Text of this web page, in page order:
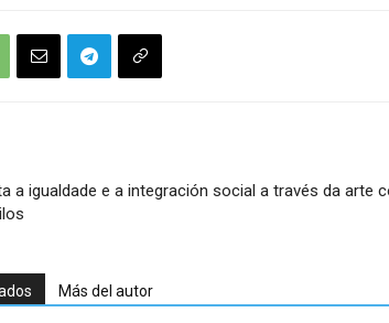
a igualdade e a integración social a través da arte
Más del autor